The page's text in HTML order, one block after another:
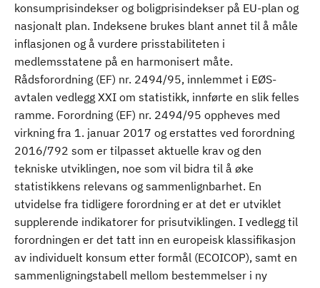
konsumprisindekser og boligprisindekser på EU-plan og
nasjonalt plan. Indeksene brukes blant annet til å måle
inflasjonen og å vurdere prisstabiliteten i
medlemsstatene på en harmonisert måte.
Rådsforordning (EF) nr. 2494/95, innlemmet i EØS-
avtalen vedlegg XXI om statistikk, innførte en slik felles
ramme. Forordning (EF) nr. 2494/95 oppheves med
virkning fra 1. januar 2017 og erstattes ved forordning
2016/792 som er tilpasset aktuelle krav og den
tekniske utviklingen, noe som vil bidra til å øke
statistikkens relevans og sammenlignbarhet. En
utvidelse fra tidligere forordning er at det er utviklet
supplerende indikatorer for prisutviklingen. I vedlegg til
forordningen er det tatt inn en europeisk klassifikasjon
av individuelt konsum etter formål (ECOICOP), samt en
sammenligningstabell mellom bestemmelser i ny